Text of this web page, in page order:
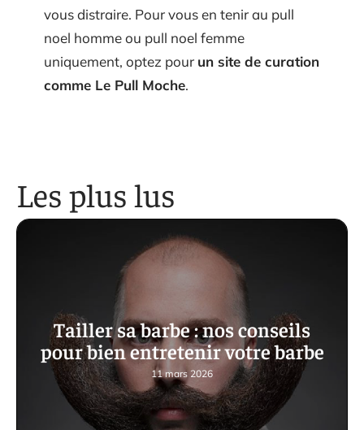
vous distraire. Pour vous en tenir au pull
noel homme ou pull noel femme
uniquement, optez pour un site de curation
comme Le Pull Moche.
Les plus lus
Tailler sa barbe : nos conseils
pour bien entretenir votre barbe
11 mars 2026